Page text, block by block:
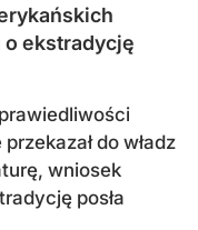
ekstradycję
przekazał do władz
wniosek
posła